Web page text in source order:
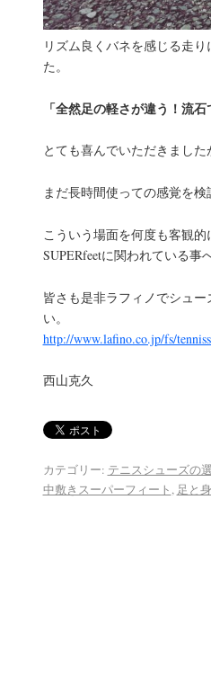
リズム良くバネを感じる走
た。
「全然足の軽さが違う！流石
とても喜んでいただきました
まだ長時間使っての感覚を
こういう場面を何度も客観
SUPERfeetに関われている事
皆さも是非ラフィノでシュー
い。
http://www.lafino.co.jp/fs/
西山克久
カテゴリー: テニスシューズの
中敷きスーパーフィート , 足と